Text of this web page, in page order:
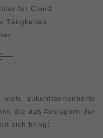
für Cloud
Tätigkeiten
zukunftsorientierte
die das Auslagern der
sich bringt.